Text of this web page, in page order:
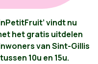
vindt nu
het gratis uitdelen
van Sint-Gillis
10u en 15u.